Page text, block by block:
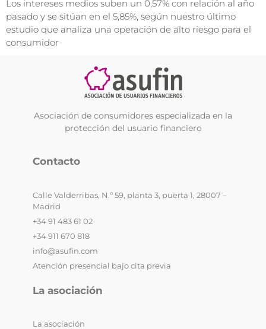
Los intereses medios suben un 0,57% con relación al año
pasado y se sitúan en el 5,85%, según nuestro último
estudio que analiza una operación de alto riesgo para el
consumidor
Asociación de consumidores especializada en la
protección del usuario financiero
Contacto
Calle Valderribas, N.º 59, planta 3, puerta 1, 28007 –
Madrid
+34 91 483 61 02
+34 911 670 818
info@asufin.com
Atención presencial bajo cita previa
La asociación
La asociación